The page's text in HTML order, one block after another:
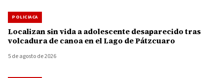
POLICIACA
Localizan sin vida a adolescente desaparecido tras
volcadura de canoa en el Lago de Pátzcuaro
5 de agosto de 2026